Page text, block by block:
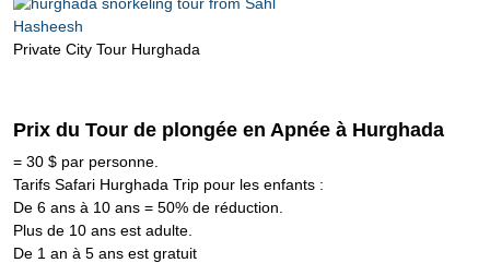
Private City Tour Hurghada
Prix du Tour de plongée en Apnée à Hurghada
= 30 $ par personne.
Tarifs Safari Hurghada Trip pour les enfants :
De 6 ans à 10 ans = 50% de réduction.
Plus de 10 ans est adulte.
De 1 an à 5 ans est gratuit